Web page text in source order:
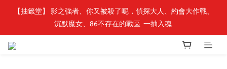
最新開賣🔥「全知讀者視角」 周邊商品
【抽籤堂】 影之強者、你又被殺了呢，偵探大人、約會大作戰、
沉默魔女、86不存在的戰區  一抽入魂